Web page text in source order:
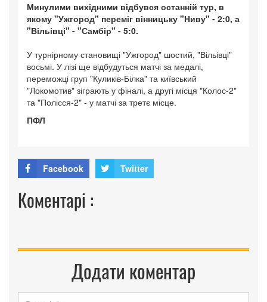
Минулими вихідними відбувся останній тур, в
якому "Ужгород" переміг вінницьку "Ниву" - 2:0, а
"Вільівці" - "Самбір" - 5:0.
У турнірному становищі "Ужгород" шостий, "Вільівці"
восьмі. У лізі ще відбудуться матчі за медалі,
переможці груп "Куликів-Білка" та київський
"Локомотив" зіграють у фіналі, а другі місця "Колос-2"
та "Полісся-2" - у матчі за третє місце.
ПФЛ
Facebook Twitter
Коментарі :
Додати коментар